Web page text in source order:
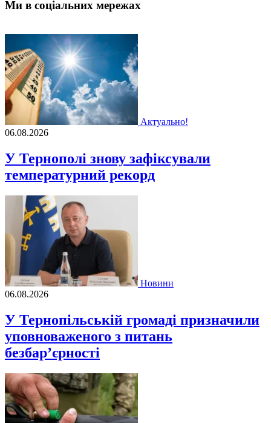
Ми в соціальних мережах
Актуально!
06.08.2026
У Тернополі знову зафіксували
температурний рекорд
Новини
06.08.2026
У Тернопільській громаді призначили
уповноваженого з питань
безбар’єрності